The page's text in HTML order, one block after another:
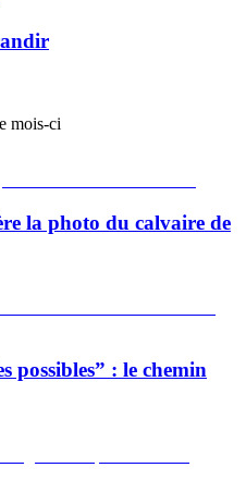
mois-ci
la photo du calvaire de
possibles” : le chemin